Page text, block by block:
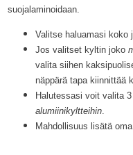
suojalaminoidaan.
Valitse haluamasi koko
Jos valitset kyltin joko
valita siihen
näppärä tapa kiinnittää
Halutessasi voit valita
alumiinikyltteihin.
Mahdollisuus lisätä